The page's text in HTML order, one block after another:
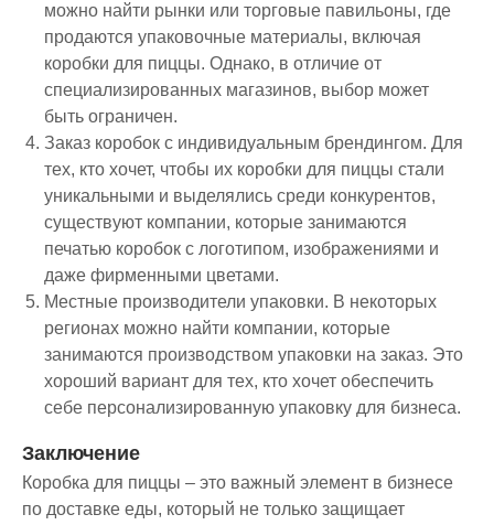
можно найти рынки или торговые павильоны, где
продаются упаковочные материалы, включая
коробки для пиццы. Однако, в отличие от
специализированных магазинов, выбор может
быть ограничен.
Заказ коробок с индивидуальным брендингом. Для
тех, кто хочет, чтобы их коробки для пиццы стали
уникальными и выделялись среди конкурентов,
существуют компании, которые занимаются
печатью коробок с логотипом, изображениями и
даже фирменными цветами.
Местные производители упаковки. В некоторых
регионах можно найти компании, которые
занимаются производством упаковки на заказ. Это
хороший вариант для тех, кто хочет обеспечить
себе персонализированную упаковку для бизнеса.
Заключение
Коробка для пиццы – это важный элемент в бизнесе
по доставке еды, который не только защищает